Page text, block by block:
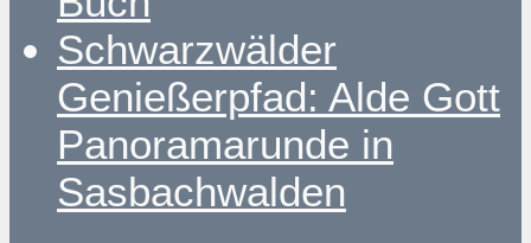
Schwarzwälder
Genießerpfad: Alde Gott
Panoramarunde in
Sasbachwalden